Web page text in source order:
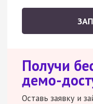
Получи
демо-
Оставь заявку и